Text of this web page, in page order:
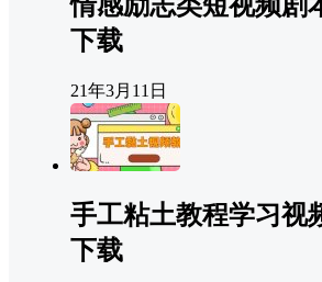
下载
21年3月11日
手工粘土教程学习视
下载